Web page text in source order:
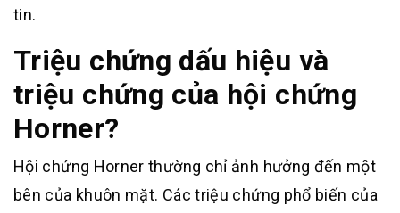
tin.
Triệu chứng dấu hiệu và
triệu chứng của hội chứng
Horner?
Hội chứng Horner thường chỉ ảnh hưởng đến một
bên của khuôn mặt. Các triệu chứng phổ biến của